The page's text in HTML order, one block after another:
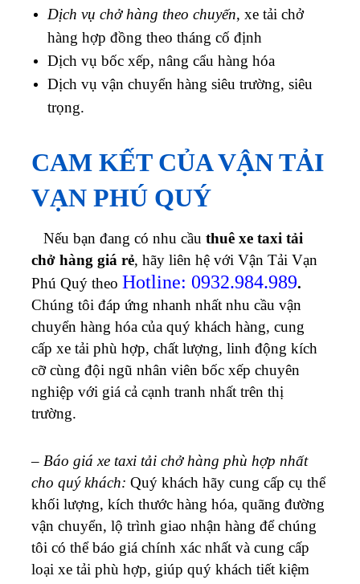
Dịch vụ chở hàng theo chuyến, xe tải chở
hàng hợp đồng theo tháng cố định
Dịch vụ bốc xếp, nâng cẩu hàng hóa
Dịch vụ vận chuyển hàng siêu trường, siêu
trọng.
CAM KẾT CỦA VẬN TẢI
VẠN PHÚ QUÝ
Nếu bạn đang có nhu cầu thuê xe taxi tải
chở hàng giá rẻ, hãy liên hệ với Vận Tải Vạn
Phú Quý theo Hotline: 0932.984.989.
Chúng tôi đáp ứng nhanh nhất nhu cầu vận
chuyển hàng hóa của quý khách hàng, cung
cấp xe tải phù hợp, chất lượng, linh động kích
cỡ cùng đội ngũ nhân viên bốc xếp chuyên
nghiệp với giá cả cạnh tranh nhất trên thị
trường.
– Báo giá xe taxi tải chở hàng phù hợp nhất
cho quý khách: Quý khách hãy cung cấp cụ thể
khối lượng, kích thước hàng hóa, quãng đường
vận chuyển, lộ trình giao nhận hàng để chúng
tôi có thể báo giá chính xác nhất và cung cấp
loại xe tải phù hợp, giúp quý khách tiết kiệm